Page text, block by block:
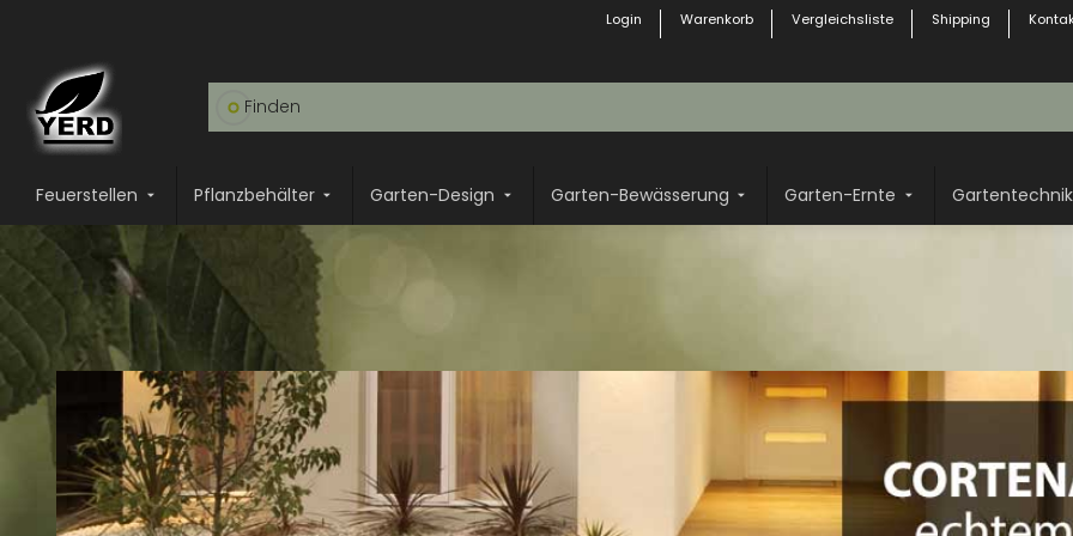
Login Warenkorb Vergleichsliste Shipping
Feuerstellen Pflanzbehälter Garten-Design Garten-Bewässerung Garten-Ernte Gartentechnik